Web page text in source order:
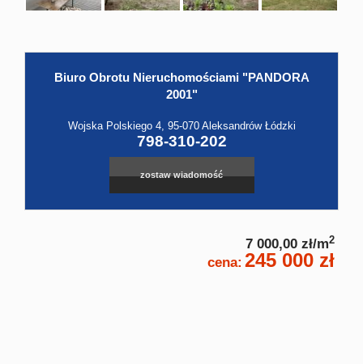
Biuro Obrotu Nieruchomościami "PANDORA
2001"
Wojska Polskiego 4, 95-070 Aleksandrów Łódzki
798-310-202
zostaw wiadomość
7 000,00 zł/m2
cena: 245 000 zł